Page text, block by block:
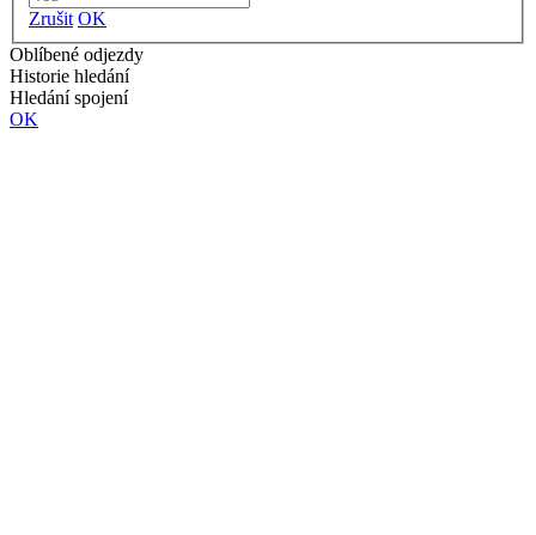
Zrušit OK
Oblíbené odjezdy
Historie hledání
Hledání spojení
OK